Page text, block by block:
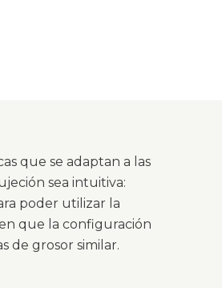
que se adaptan a las
sea intuitiva:
poder utilizar la
que la configuración
de grosor similar.